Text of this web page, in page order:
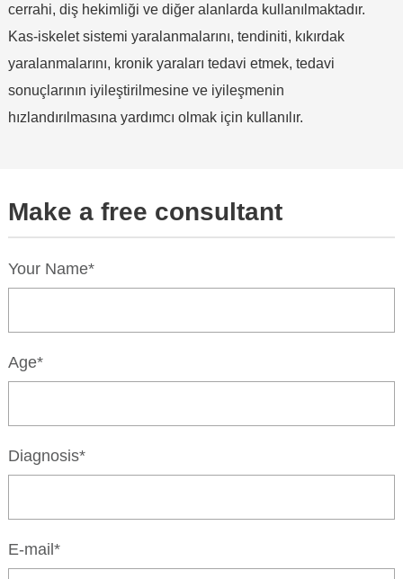
cerrahi, diş hekimliği ve diğer alanlarda kullanılmaktadır.
Kas-iskelet sistemi yaralanmalarını, tendiniti, kıkırdak
yaralanmalarını, kronik yaraları tedavi etmek, tedavi
sonuçlarının iyileştirilmesine ve iyileşmenin
hızlandırılmasına yardımcı olmak için kullanılır.
Make a free consultant
Your Name*
Age*
Diagnosis*
E-mail*